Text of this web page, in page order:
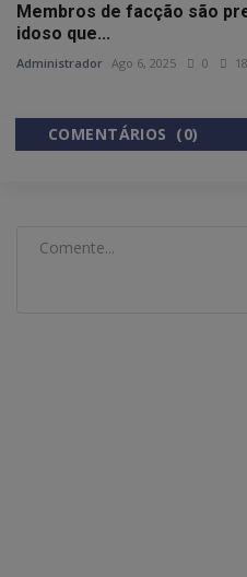
Membros de facção são
idoso que...
Administrador Ago 6, 2025 0
COMENTÁRIOS (0)